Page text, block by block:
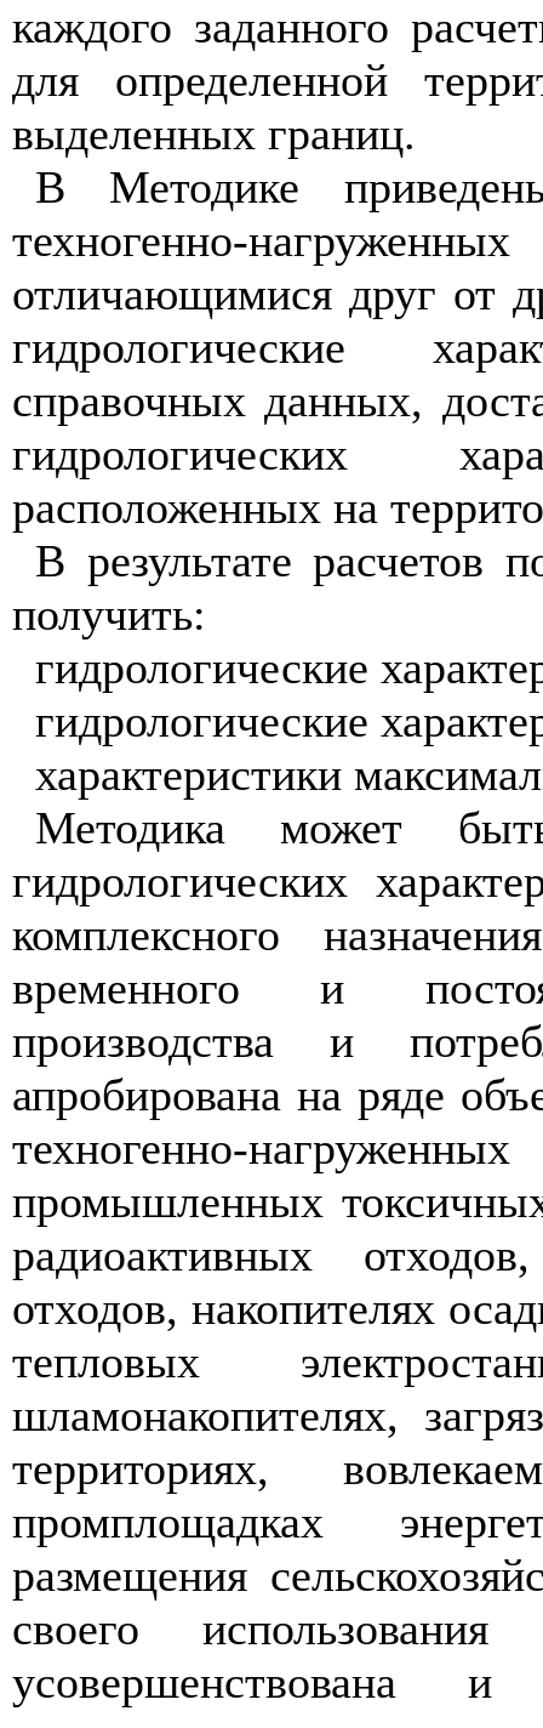
каждого заданного
для определенной
выделенных границ.
В Методике
техногенно-
отличающимися друг от
гидрологические
справочных данных,
гидрологических
расположенных на
В результате расчетов
получить:
гидрологические
гидрологические
характеристики
Методика может
гидрологических
комплексного
временного и
производства и
апробирована на ряде
техногенно-
промышленных
радиоактивных
отходов, накопителях
тепловых
шламонакопителях,
территориях,
промплощадках
размещения
своего
усовершенствована